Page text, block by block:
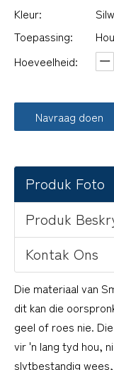
Kleur:
Toepassing:
Hoeveelheid:
Navraag doen
Produk Foto
Produk
Kontak Ons
Die materiaal van
dit kan die
geel of roes nie.
vir 'n lang tyd hou,
slytbestandig